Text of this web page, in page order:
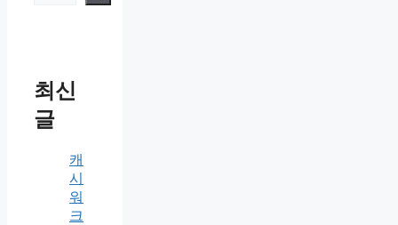
최신
글
캐
시
워
크